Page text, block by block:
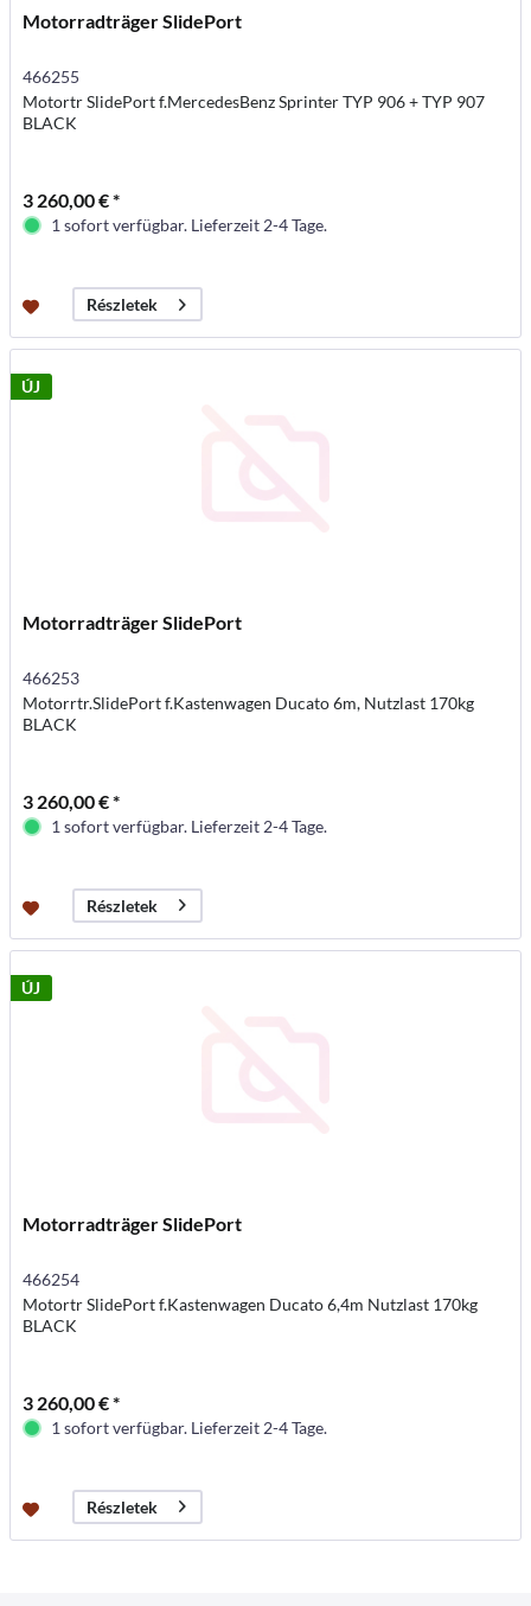
Motorradträger SlidePort
466255
Motortr SlidePort f.MercedesBenz Sprinter TYP 906 + TYP 907
BLACK
3 260,00 € *
1 sofort verfügbar. Lieferzeit 2-4 Tage.
Részletek
ÚJ
Motorradträger SlidePort
466253
Motorrtr.SlidePort f.Kastenwagen Ducato 6m, Nutzlast 170kg
BLACK
3 260,00 € *
1 sofort verfügbar. Lieferzeit 2-4 Tage.
Részletek
ÚJ
Motorradträger SlidePort
466254
Motortr SlidePort f.Kastenwagen Ducato 6,4m Nutzlast 170kg
BLACK
3 260,00 € *
1 sofort verfügbar. Lieferzeit 2-4 Tage.
Részletek